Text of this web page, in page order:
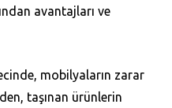
avantajları ve
mobilyaların zarar
taşınan ürünlerin